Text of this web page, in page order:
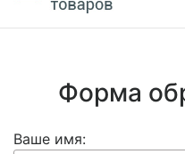
Форма
Ваше имя: